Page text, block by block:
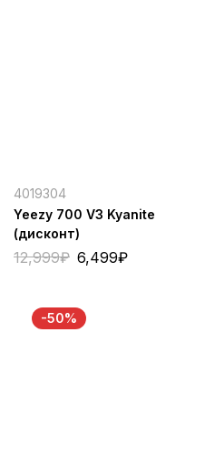
4019304
Yeezy 700 V3 Kyanite
(дисконт)
12,999₽ 6,499₽
-50%